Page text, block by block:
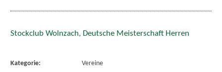
Stockclub Wolnzach, Deutsche Meisterschaft Herren
Kategorie:
Vereine